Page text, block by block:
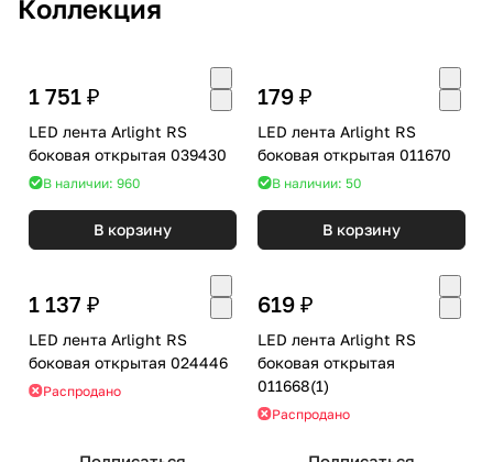
Коллекция
1 751 ₽
LED лента Arlight RS
боковая открытая 039430
В наличии: 960
В корзину
179 ₽
LED лента Arlight RS
боковая открытая 011670
В наличии: 50
В корзину
1 137 ₽
LED лента Arlight RS
боковая открытая 024446
Распродано
619 ₽
LED лента Arlight RS
боковая открытая
011668(1)
Распродано